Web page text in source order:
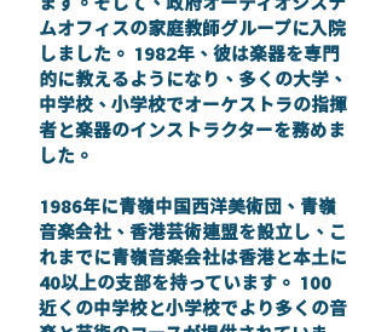
ムオフィスの家庭教師グループに入院
しました。 1982年、彼は楽器を専門
的に教えるようになり、多くの大学、
中学校、小学校でオーケストラの指揮
者と楽器のインストラクターを務めま
した。
1986年に青嶺中国西洋美術団、青嶺
音楽会社、香港芸術連盟を設立し、こ
れまでに青嶺音楽会社は香港と本土に
40以上の支部を持っています。 100
近くの中学校と小学校でより多くの音